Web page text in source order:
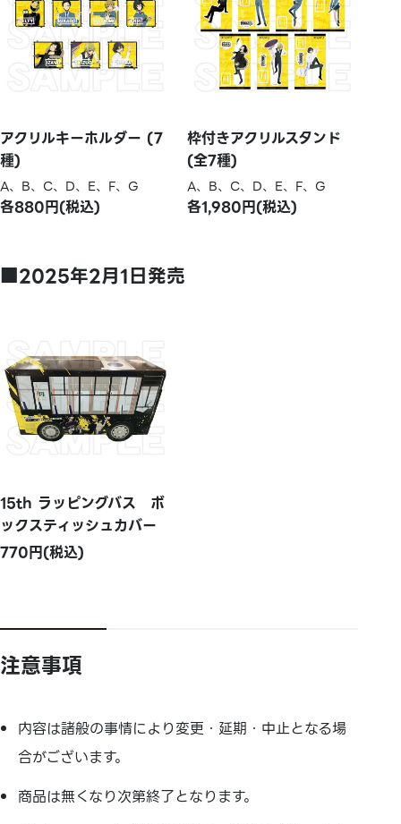
アクリルキーホルダー (7
種)
A、B、C、D、E、F、G
各880円(税込)
枠付きアクリルスタンド
(全7種)
A、B、C、D、E、F、G
各1,980円(税込)
■2025年2月1日発売
15th ラッピングバス ボ
ックスティッシュカバー
770円(税込)
注意事項
内容は諸般の事情により変更・延期・中止となる場
合がございます。
商品は無くなり次第終了となります。